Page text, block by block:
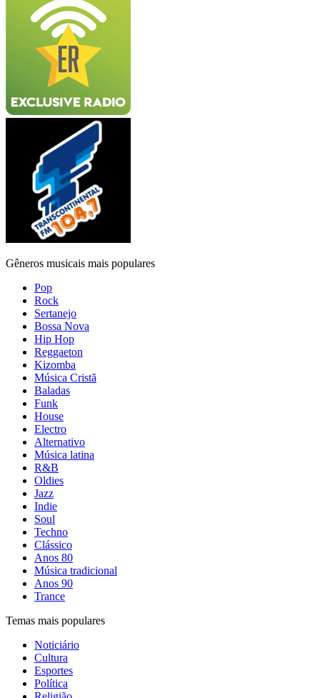
Gêneros musicais mais populares
Pop
Rock
Sertanejo
Bossa Nova
Hip Hop
Reggaeton
Kizomba
Música Cristã
Baladas
Funk
House
Electro
Alternativo
Música latina
R&B
Oldies
Jazz
Indie
Soul
Techno
Clássico
Anos 80
Música tradicional
Anos 90
Trance
Temas mais populares
Noticiário
Cultura
Esportes
Política